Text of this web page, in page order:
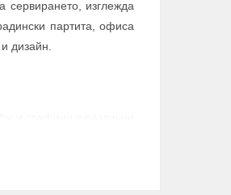
сервирането, изглежда
партита, офиса
дизайн.
айрян и други любими